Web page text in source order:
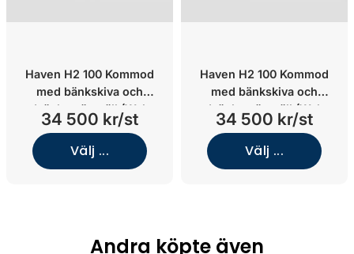
Haven H2 100 Kommod
med bänkskiva och
nedsänkt tvättställ (Walnut
Wood/Kolmården
Light/Mässing)
34 500 kr/st
Välj ...
Haven H2 100 Kommod
med bänkskiva och
nedsänkt tvättställ (Walnut
Wood/Kolmården
Light/Black Chrome)
34 500 kr/st
Välj ...
Andra köpte även